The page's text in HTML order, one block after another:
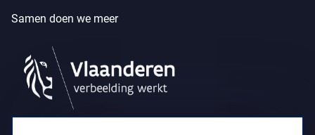
Samen doen we meer